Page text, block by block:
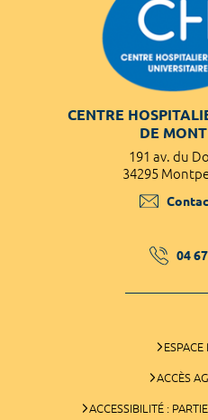
CENTRE
DE
191 av. du
34295
04
ESPACE
ACCÈS
ACCESSIBILITÉ :